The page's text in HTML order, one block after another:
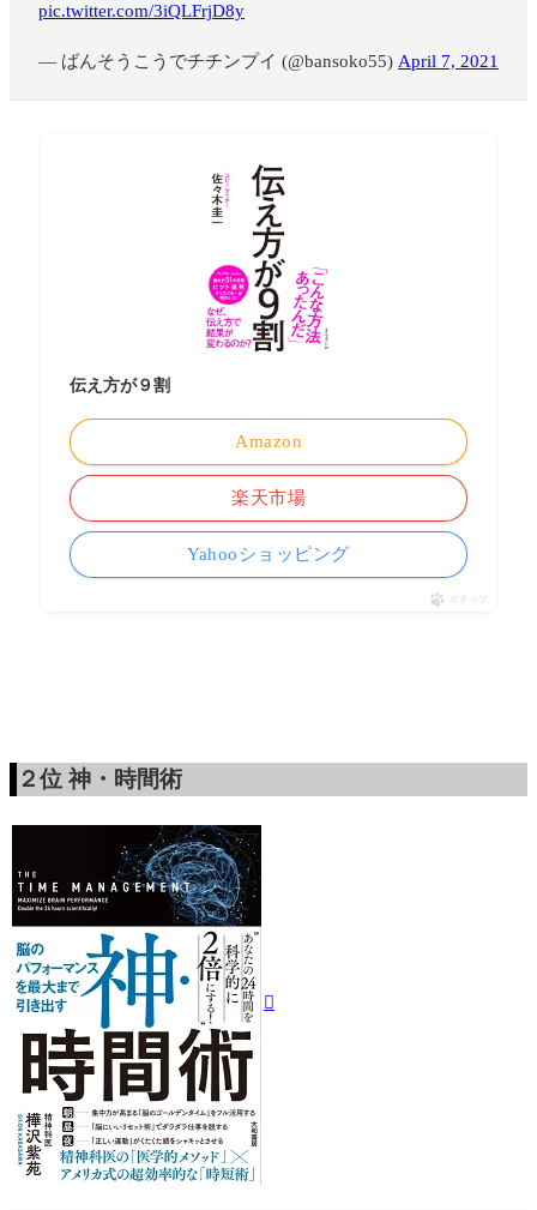
pic.twitter.com/3iQLFrjD8y
— ばんそうこうでチチンプイ (@bansoko55) April 7, 2021
伝え方が９割
Amazon
楽天市場
Yahooショッピング
ポチップ
２位 神・時間術